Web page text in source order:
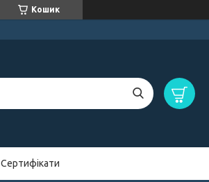
Кошик
Сертифікати